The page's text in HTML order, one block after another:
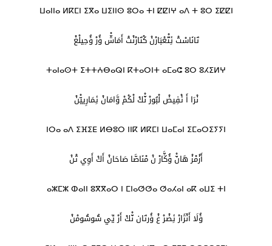
ⵡⴰⵏⵏⴰ ⵍⴽⵎⵏ ⵉⴳⴰ ⵡⵉⵏⵏⵙ ⵓⵔⴰ ⵜⵏ ⵇⵇⵏⵖ ⴰⴷ ⵜ ⵓⵔ ⵉⵇⵇⵏ
تَانَاسْتْ ئِتّْعْبَارْنْ كْتَارْنْتْ أَمَاشّْ ؤُرْ ؤُحِيلْغْ
ⵜⴰⵏⴰⵙⵜ ⵉⵜⵜⵄⴱⴰⵕⵏ ⴽⵜⴰⵔⵏⵜ ⴰⵎⴰⵛ ⵓⵔ ⵓⵃⵉⵍⵖ
نْرَا أَ ئْفِيضْ لْبُورْ نّْكْ لْكْمْ وَّامَانْ ئِمَارِييّْنْ
ⵏⵔⴰ ⴰⴷ ⵉⴼⵉⴹ ⵍⴱⵓⵔ ⵏⵏⴽ ⵍⴽⵎⵏ ⵡⴰⵎⴰⵏ ⵉⵎⴰⵔⵉⵢⵢⵏ
أَزْمْزْ هَانّْ ؤُݣَّارْ نْ مْنَاصَّا صَاحَانْ أَكْ أَوِي تْنْ
ⴰⵣⵎⵣ ⵀⴰⵏⵏ ⵓⴳⴳⴰⵔ ⵏ ⵎⵏⴰⵚⵚⴰ ⵚⴰⵃⴰⵏ ⴰⴽ ⴰⵡⵉ ⵜⵏ
ؤُلَا أَنْژَارْ ئِضْرْ غْ ؤُرتَان نّْكْ أَرْ يِّي سُّوسُّومْنْ